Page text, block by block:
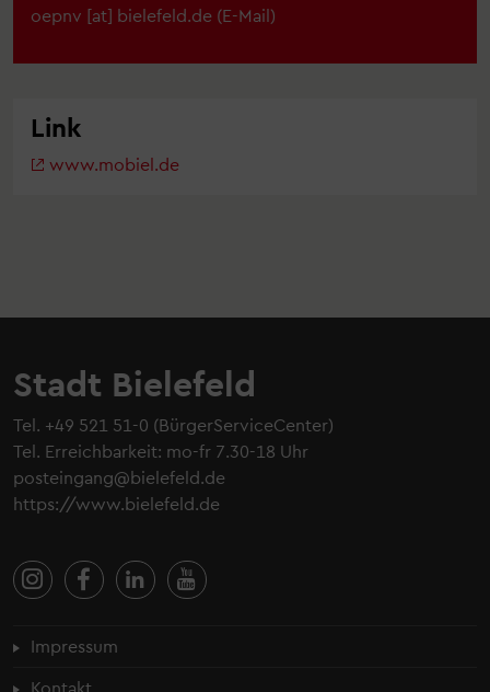
oepnv [at] bielefeld.de (E-Mail)
Link
www.mobiel.de
Stadt Bielefeld
Tel. +49 521 51-0 (BürgerServiceCenter)
Tel. Erreichbarkeit: mo-fr 7.30-18 Uhr
posteingang@bielefeld.de
https://www.bielefeld.de
Fußzeilenmenü
Impressum
Kontakt